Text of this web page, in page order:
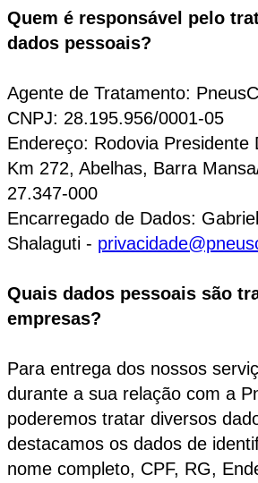
Quem é responsável pelo
dados pessoais?
Agente de Tratamento:
CNPJ: 28.195.956/0001-05
Endereço: Rodovia Presidente
Km 272, Abelhas, Barra
27.347-000
Encarregado de Dados:
Shalaguti -
Quais dados pessoais são
empresas?
Para entrega dos nossos
durante a sua relação com a
poderemos tratar diversos
destacamos os dados de
nome completo, CPF, RG,